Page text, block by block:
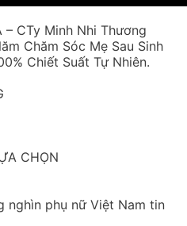
– CTy Minh Nhi Thương
Chăm Sóc Mẹ Sau Sinh
Chiết Suất Tự Nhiên.
CHỌN
nghìn phụ nữ Việt Nam tin